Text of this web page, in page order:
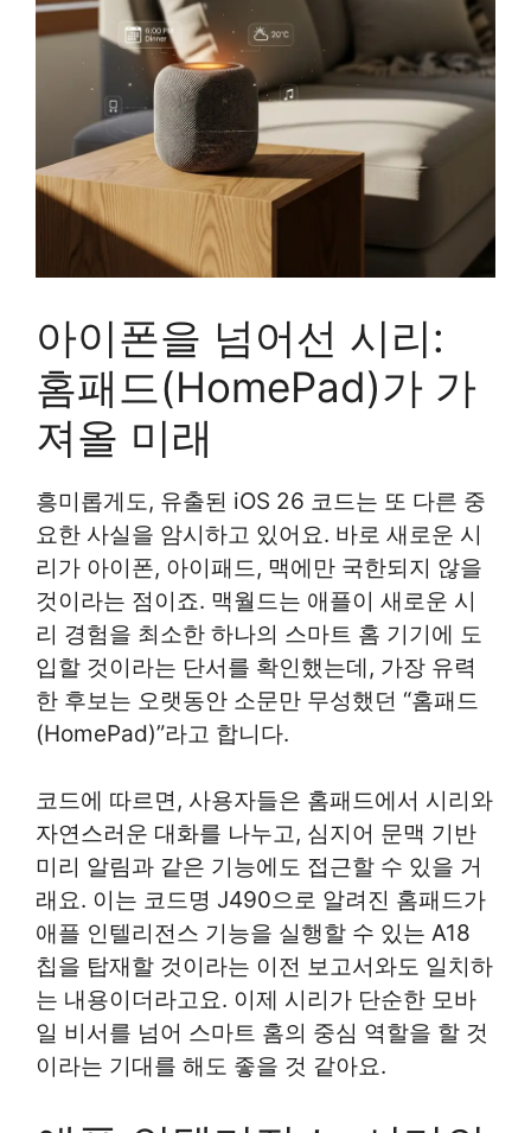
아이폰을 넘어선 시리:
홈패드(HomePad)가 가
져올 미래
흥미롭게도, 유출된 iOS 26 코드는 또 다른 중
요한 사실을 암시하고 있어요. 바로 새로운 시
리가 아이폰, 아이패드, 맥에만 국한되지 않을
것이라는 점이죠. 맥월드는 애플이 새로운 시
리 경험을 최소한 하나의 스마트 홈 기기에 도
입할 것이라는 단서를 확인했는데, 가장 유력
한 후보는 오랫동안 소문만 무성했던 “홈패드
(HomePad)”라고 합니다.
코드에 따르면, 사용자들은 홈패드에서 시리와
자연스러운 대화를 나누고, 심지어 문맥 기반
미리 알림과 같은 기능에도 접근할 수 있을 거
래요. 이는 코드명 J490으로 알려진 홈패드가
애플 인텔리전스 기능을 실행할 수 있는 A18
칩을 탑재할 것이라는 이전 보고서와도 일치하
는 내용이더라고요. 이제 시리가 단순한 모바
일 비서를 넘어 스마트 홈의 중심 역할을 할 것
이라는 기대를 해도 좋을 것 같아요.